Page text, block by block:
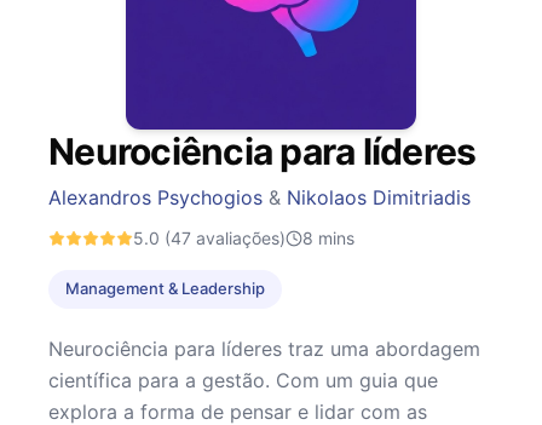
Neurociência para líderes
Alexandros Psychogios & Nikolaos Dimitriadis
5.0 (47 avaliações) 8 mins
Management & Leadership
Neurociência para líderes traz uma abordagem
científica para a gestão. Com um guia que
explora a forma de pensar e lidar com as